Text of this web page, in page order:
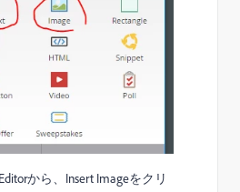
から、Insert Imageをクリ